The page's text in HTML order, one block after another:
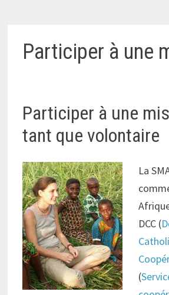
Participer à une
Participer à une
tant que volontaire
La
DCC (
(